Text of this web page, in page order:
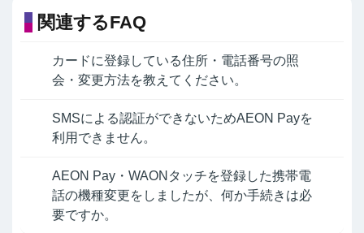
関連するFAQ
カードに登録している住所・電話番号の照
会・変更方法を教えてください。
SMSによる認証ができないためAEON Payを
利用できません。
AEON Pay・WAONタッチを登録した携帯電
話の機種変更をしましたが、何か手続きは必
要ですか。